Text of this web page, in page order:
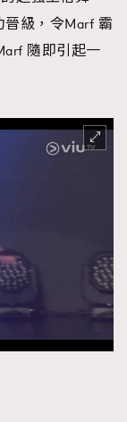
級，令Marf 霸
隨即引起一